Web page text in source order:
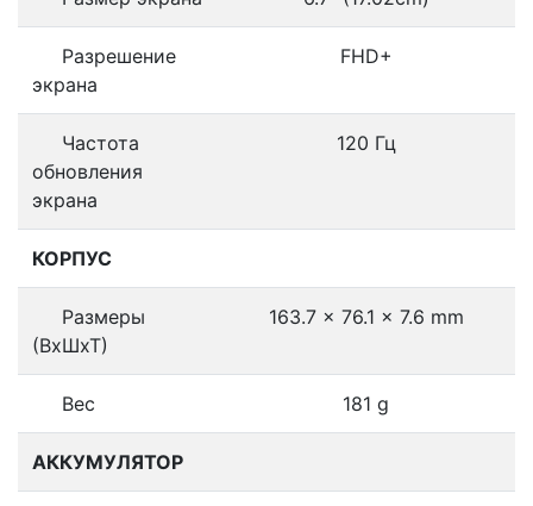
Разрешение
экрана
FHD+
Частота
обновления
экрана
120 Гц
КОРПУС
Размеры
(ВхШхТ)
163.7 x 76.1 x 7.6 mm
Вес 181 g
АККУМУЛЯТОР